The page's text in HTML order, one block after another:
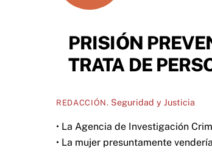
PRISIÓN
TRATA DE
REDACCIÓN. Seguridad y Justicia
• La Agencia de Investigación
• La mujer presuntamente